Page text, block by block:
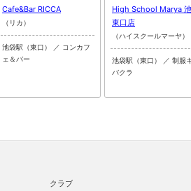
Cafe&Bar RICCA
（リカ）
池袋駅（東口） ／ コンカフ
ェ＆バー
High School Marya
東口店
（ハイスクールマーヤ）
池袋駅（東口） ／ 制服
バクラ
クラブ